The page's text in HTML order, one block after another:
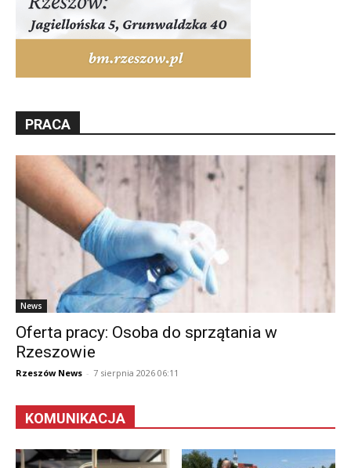
PRACA
News
Oferta pracy: Osoba do sprzątania w
Rzeszowie
Rzeszów News - 7 sierpnia 2026 06:11
KOMUNIKACJA